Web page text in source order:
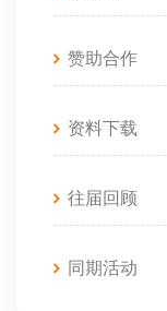
赞助合作
资料下载
往届回顾
同期活动